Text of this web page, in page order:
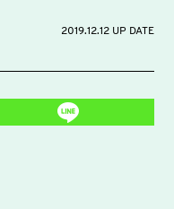
2019.12.12 UP DATE